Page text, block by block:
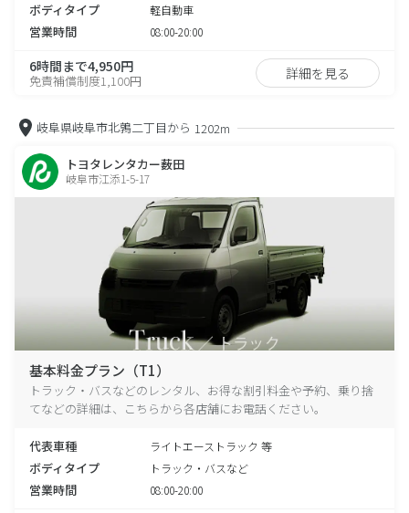
ボディタイプ 軽自動車
営業時間 08:00-20:00
6時間まで4,950円
免責補償制度1,100円 詳細を見る
岐阜県岐阜市北鶉二丁目から 1202m
トヨタレンタカー薮田
岐阜市江添1-5-17
基本料金プラン（T1）
トラック・バスなどのレンタル、お得な割引料金や予約、乗り捨
てなどの詳細は、こちらから各店舗にお電話ください。
代表車種 ライトエーストラック 等
ボディタイプ トラック・バスなど
営業時間 08:00-20:00